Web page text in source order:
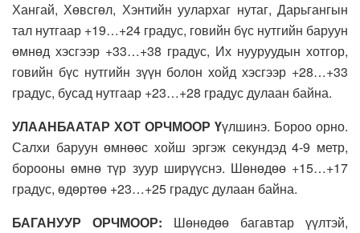
Хангай, Хөвсгөл, Хэнтийн уулархаг нутаг, Дарьгангын
тал нутгаар +19…+24 градус, говийн бүс нутгийн баруун
өмнөд хэсгээр +33…+38 градус, Их нууруудын хотгор,
говийн бүс нутгийн зүүн болон хойд хэсгээр +28…+33
градус, бусад нутгаар +23…+28 градус дулаан байна.
УЛААНБААТАР ХОТ ОРЧМООР Үүлшинэ. Бороо орно.
Салхи баруун өмнөөс хойш эргэж секундэд 4-9 метр,
борооны өмнө түр зуур ширүүснэ. Шөнөдөө +15…+17
градус, өдөртөө +23…+25 градус дулаан байна.
БАГАНУУР ОРЧМООР: Шөнөдөө багавтар үүлтэй,